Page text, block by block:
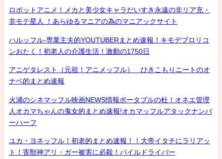
ロボットアニメ！メカと美少女キャラだいすき永遠の非リア充・
非モテ星人 ！あらゆるマニアの為のマニアックサイト
ハルッフル-専業主夫的YOUTUBERまとめ速報！キモデブロリコ
ンおたく！初老人の介護生活！激動の1750日
アニゲタレスト（元祖！アニメッフル） ひきこもりニートのオ
ナベ的まとめ速報
火浦のシネマッフル映画NEWS情報ポータブルの杜！オネエ管理
人オカマちゃんの鬼女的まとめ速報!オカマッフルアタックナンバ
ーハーフ
ユカ・ヨネッフル！初老的まとめ速報！！大帝イタチにラリアッ
ト！害獣神アリ・ガー被害に必殺！パイルドライバー